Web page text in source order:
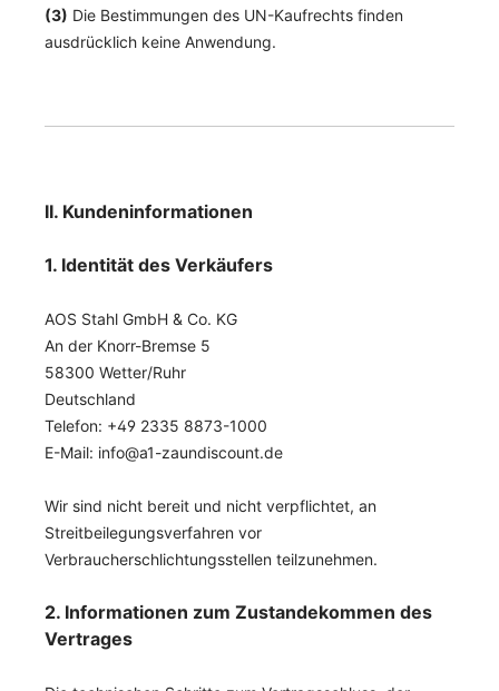
(3) Die Bestimmungen des UN-Kaufrechts finden
ausdrücklich keine Anwendung.
II. Kundeninformationen
1. Identität des Verkäufers
AOS Stahl GmbH & Co. KG
An der Knorr-Bremse 5
58300 Wetter/Ruhr
Deutschland
Telefon: +49 2335 8873-1000
E-Mail: info@a1-zaundiscount.de
Wir sind nicht bereit und nicht verpflichtet, an
Streitbeilegungsverfahren vor
Verbraucherschlichtungsstellen teilzunehmen.
2. Informationen zum Zustandekommen des
Vertrages